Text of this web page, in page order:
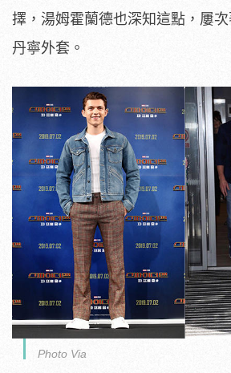
擇，湯姆霍蘭德也深知這點，屢
丹寧外套。
Photo Via